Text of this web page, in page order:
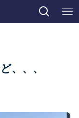
、、、